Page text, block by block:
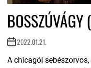
BOSSZÚVÁGY
2022.01.21.
A chicagói